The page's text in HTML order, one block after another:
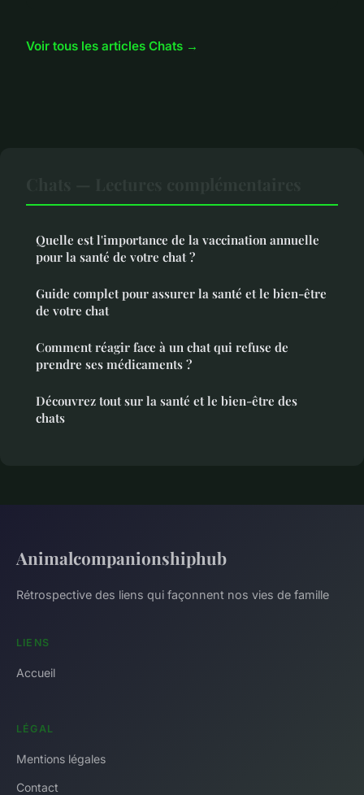
Voir tous les articles Chats →
Quelle est l'importance de la vaccination annuelle
pour la santé de votre chat ?
Guide complet pour assurer la santé et le bien-être
de votre chat
Comment réagir face à un chat qui refuse de
prendre ses médicaments ?
Découvrez tout sur la santé et le bien-être des
chats
Animalcompanionshiphub
Rétrospective des liens qui façonnent nos vies de famille
LIENS
Accueil
LÉGAL
Mentions légales
Contact